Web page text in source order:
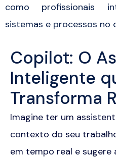
como profissionais
sistemas e processos no
Copilot: O
Inteligente
Transforma
Imagine ter um
contexto do seu
em tempo real e sugere